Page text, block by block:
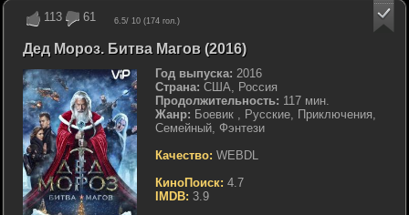
113 61 6.5/ 10 (174 гол.)
Дед Мороз. Битва Магов (2016)
Год выпуска: 2016
Страна: США, Россия
Продолжительность: 117 мин.
Жанр: Боевик , Русские, Приключения,
Семейный, Фэнтези
Качество: WEBDL
КиноПоиск: 4.7
IMDB: 3.9